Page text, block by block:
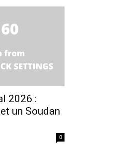
2026 :
un Soudan
0